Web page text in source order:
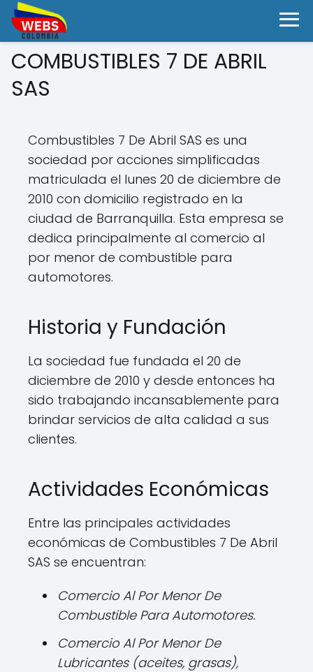
COMBUSTIBLES 7 DE ABRIL
SAS
Combustibles 7 De Abril SAS es una
sociedad por acciones simplificadas
matriculada el lunes 20 de diciembre de
2010 con domicilio registrado en la
ciudad de Barranquilla. Esta empresa se
dedica principalmente al comercio al
por menor de combustible para
automotores.
Historia y Fundación
La sociedad fue fundada el 20 de
diciembre de 2010 y desde entonces ha
sido trabajando incansablemente para
brindar servicios de alta calidad a sus
clientes.
Actividades Económicas
Entre las principales actividades
económicas de Combustibles 7 De Abril
SAS se encuentran:
Comercio Al Por Menor De
Combustible Para Automotores.
Comercio Al Por Menor De
Lubricantes (aceites, grasas),